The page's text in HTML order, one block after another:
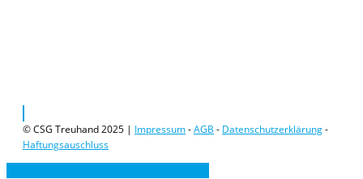
© CSG Treuhand 2025 | Impressum-AGB - Datenschutzerklärung-
Haftungsauschluss